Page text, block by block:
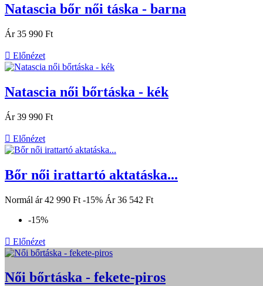
Natascia bőr női táska - barna
Ár 35 990 Ft
 Előnézet
Natascia női bőrtáska - kék
Ár 39 990 Ft
 Előnézet
Bőr női irattartó aktatáska...
Normál ár 42 990 Ft -15% Ár 36 542 Ft
-15%
 Előnézet
Női bőrtáska - fekete-piros